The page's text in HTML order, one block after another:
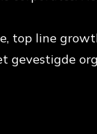
top line
gevestigde